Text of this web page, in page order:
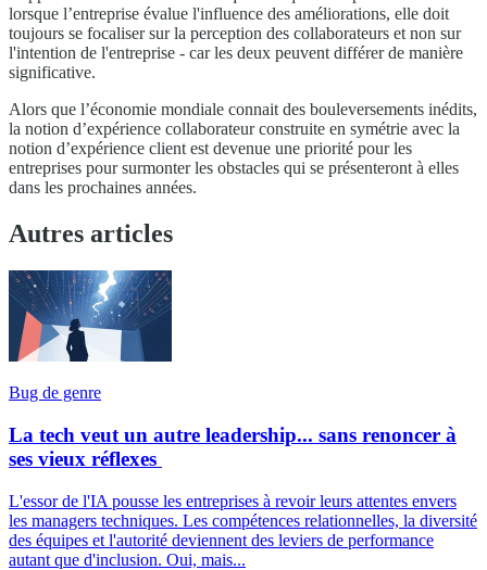
lorsque l’entreprise évalue l'influence des améliorations, elle doit
toujours se focaliser sur la perception des collaborateurs et non sur
l'intention de l'entreprise - car les deux peuvent différer de manière
significative.
Alors que l’économie mondiale connait des bouleversements inédits,
la notion d’expérience collaborateur construite en symétrie avec la
notion d’expérience client est devenue une priorité pour les
entreprises pour surmonter les obstacles qui se présenteront à elles
dans les prochaines années.
Autres articles
Bug de genre
La tech veut un autre leadership... sans renoncer à
ses vieux réflexes
L'essor de l'IA pousse les entreprises à revoir leurs attentes envers
les managers techniques. Les compétences relationnelles, la diversité
des équipes et l'autorité deviennent des leviers de performance
autant que d'inclusion. Oui, mais...